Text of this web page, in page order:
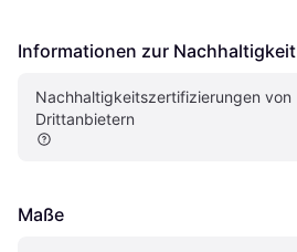
Informationen zur Nachhaltigkeit
Nachhaltigkeitszertifizierungen von
Drittanbietern
Maße